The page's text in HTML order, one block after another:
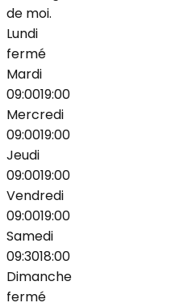
de moi.
Lundi
fermé
Mardi
09:0019:00
Mercredi
09:0019:00
Jeudi
09:0019:00
Vendredi
09:0019:00
Samedi
09:3018:00
Dimanche
fermé